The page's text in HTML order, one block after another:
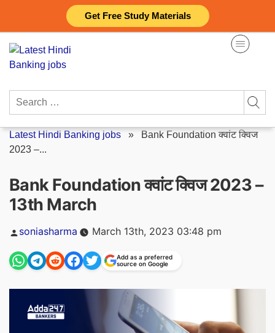
Get Free Study Materials
content
Search
Latest Hindi Banking jobs » Bank Foundation क्वांट क्विज
2023 –...
Bank Foundation क्वांट क्विज 2023 –
13th March
Posted
soniasharma March 13th, 2023 03:48 pm
Add as a preferred
source on Google